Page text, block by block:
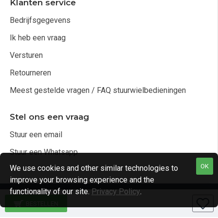
Klanten service
Bedrijfsgegevens
Ik heb een vraag
Versturen
Retourneren
Meest gestelde vragen / FAQ stuurwielbedieningen
Stel ons een vraag
Stuur een email
Stuur een Whatsapp
Copyright © 2021, Audio4cars Alle rechten voorbehouden
OK
We use cookies and other similar technologies to
improve your browsing experience and the
functionality of our site. Privacy Policy.